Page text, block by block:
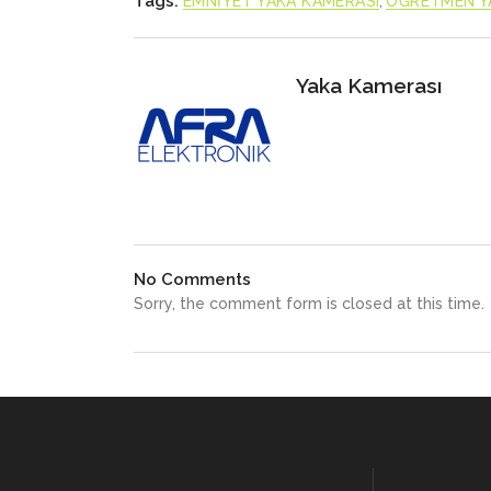
Yaka Kamerası
No Comments
Sorry, the comment form is closed at this time.